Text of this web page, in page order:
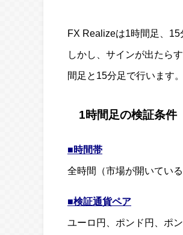
FX Realizeは1時間足、15
しかし、サインが出たら
間足と15分足で行います。
1時間足の検証条件
■時間帯
全時間（市場が開いている
■検証通貨ペア
ユーロ円、ポンド円、ポ